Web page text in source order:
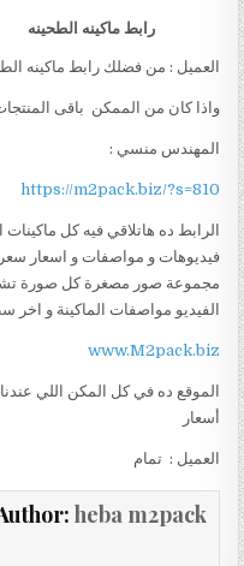
رابط ماكينه الطحينه
العميل : من فضلك رابط ماكينه
واذا كان من الممكن باقى
المهندس منسي :
https://m2pack.biz/?s=810
الرابط ده هاتلاقي فيه كل
فيديوهات و مواصفات و اسعار سعر
مجموعة صور مصغرة كل صورة
الفيديو مواصفات الماكينة و
www.M2pack.biz
الموقع ده في كل المكن اللي
أسعار
العميل : تمام
heba m2pack